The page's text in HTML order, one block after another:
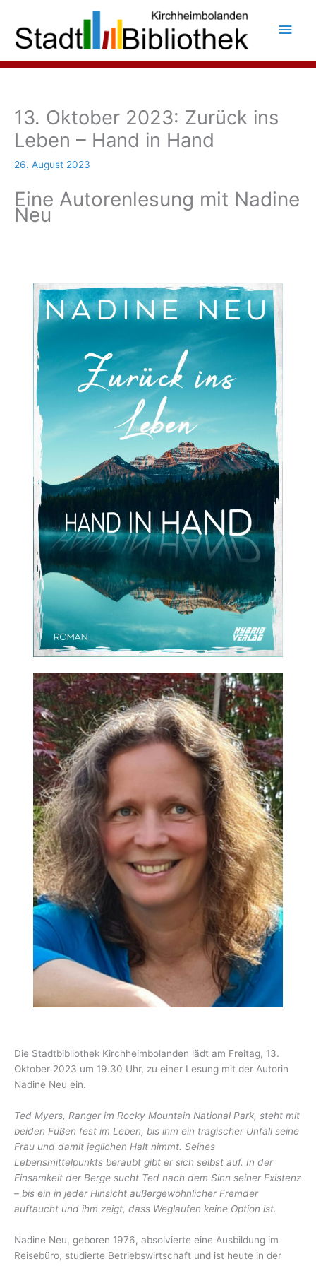
springen
13. Oktober 2023: Zurück ins
Leben – Hand in Hand
26. August 2023
Eine Autorenlesung mit Nadine
Neu
Die Stadtbibliothek Kirchheimbolanden lädt am Freitag, 13.
Oktober 2023 um 19.30 Uhr, zu einer Lesung mit der Autorin
Nadine Neu ein.
Ted Myers, Ranger im Rocky Mountain National Park, steht mit
beiden Füßen fest im Leben, bis ihm ein tragischer Unfall seine
Frau und damit jeglichen Halt nimmt. Seines
Lebensmittelpunkts beraubt gibt er sich selbst auf. In der
Einsamkeit der Berge sucht Ted nach dem Sinn seiner Existenz
– bis ein in jeder Hinsicht außergewöhnlicher Fremder
auftaucht und ihm zeigt, dass Weglaufen keine Option ist.
Nadine Neu, geboren 1976, absolvierte eine Ausbildung im
Reisebüro, studierte Betriebswirtschaft und ist heute in der